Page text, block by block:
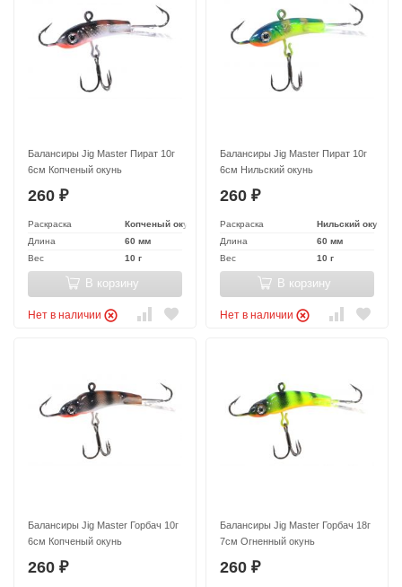
Балансиры Jig Master Пират 10г
6см Копченый окунь
260 ₽
Раскраска
Копченый окунь
Длина
60 мм
Вес
10 г
В корзину
Нет в наличии
Балансиры Jig Master Пират 10г
6см Нильский окунь
260 ₽
Раскраска
Нильский окунь
Длина
60 мм
Вес
10 г
В корзину
Нет в наличии
Балансиры Jig Master Горбач 10г
6см Копченый окунь
260 ₽
Балансиры Jig Master Горбач 18г
7см Огненный окунь
260 ₽